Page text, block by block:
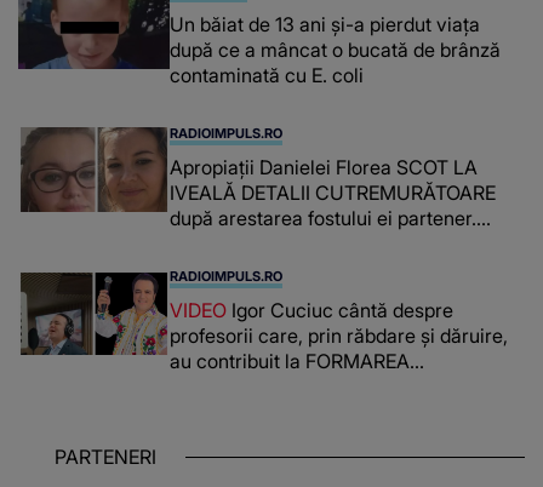
Un băiat de 13 ani și-a pierdut viața
după ce a mâncat o bucată de brânză
contaminată cu E. coli
RADIOIMPULS.RO
Apropiații Danielei Florea SCOT LA
IVEALĂ DETALII CUTREMURĂTOARE
după arestarea fostului ei partener.
românca ucisă în Italia și ascunsă în
lada unui pat: " Îmi pare rău că nu am
reușit să fac mai mult pentru ea și..."
RADIOIMPULS.RO
VIDEO Igor Cuciuc cântă despre
profesorii care, prin răbdare și dăruire,
au contribuit la FORMAREA
chiar și după trecerea anilor: "De
PARTENERI